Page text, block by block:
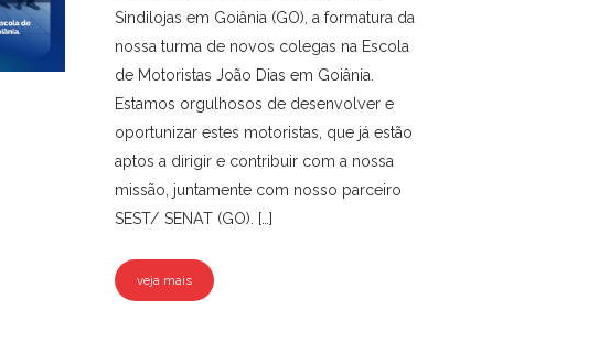
Sindilojas em Goiânia (GO), a formatura da
nossa turma de novos colegas na Escola
de Motoristas João Dias em Goiânia.
Estamos orgulhosos de desenvolver e
oportunizar estes motoristas, que já estão
aptos a dirigir e contribuir com a nossa
missão, juntamente com nosso parceiro
SEST/ SENAT (GO). […]
veja mais